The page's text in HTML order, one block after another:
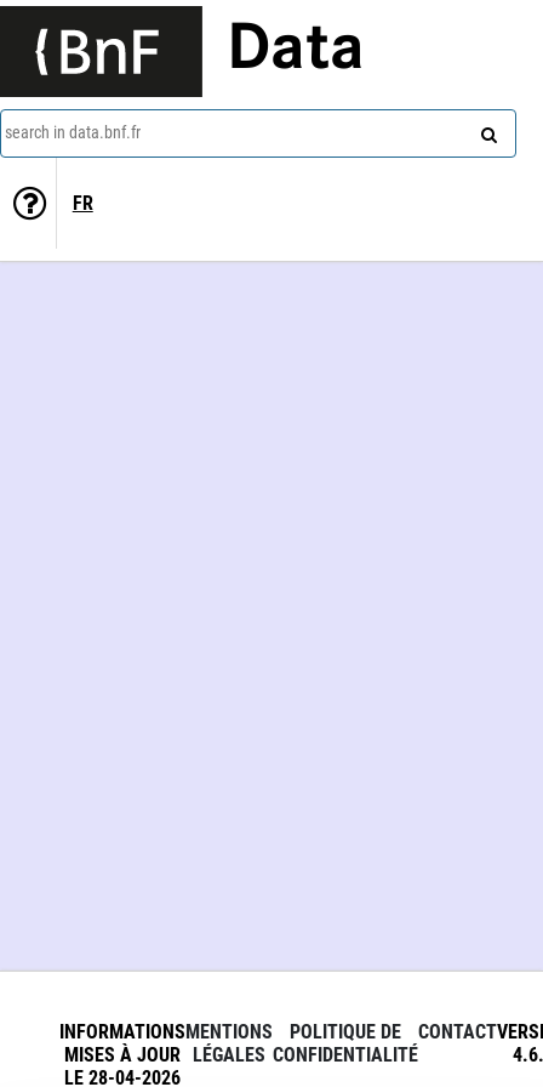
Data
search in data.bnf.fr
FR
INFORMATIONS
MISES À JOUR
LE 28-04-2026
MENTIONS
LÉGALES
POLITIQUE DE
CONFIDENTIALITÉ
CONTACT